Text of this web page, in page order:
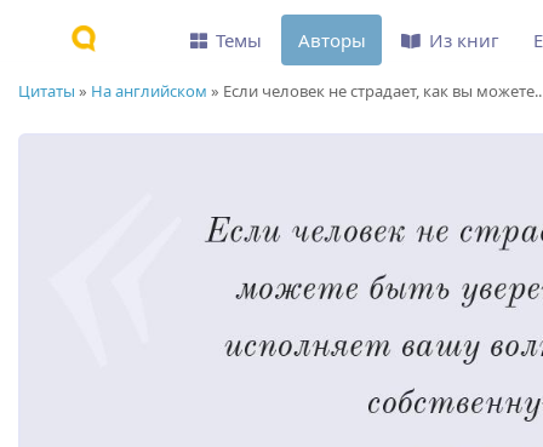
Цитаты » На английском » Если человек не страдает, как вы
Темы Авторы Из книг